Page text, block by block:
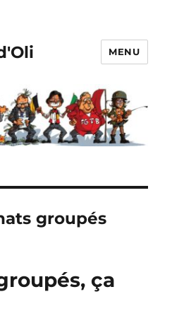
MENU
groupés
ça